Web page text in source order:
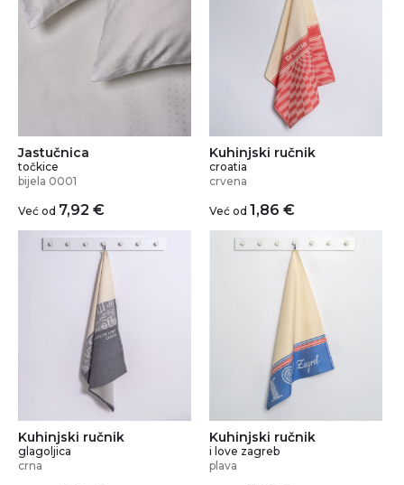
Jastučnica
točkice
bijela 0001
Već od 7,92 €
Kuhinjski ručnik
croatia
crvena
Već od 1,86 €
Kuhinjski ručnik
glagoljica
crna
Kuhinjski ručnik
i love zagreb
plava